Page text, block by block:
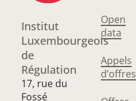
Institut
Luxembourgeois
de
Régulation
17, rue du
Fossé
Open
data
Appels
d’offres